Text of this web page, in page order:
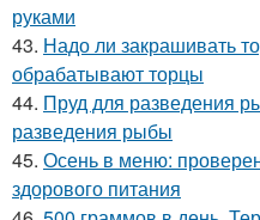
руками
43. Надо ли закрашивать
обрабатывают торцы
44. Пруд для разведения
разведения рыбы
45. Осень в меню:
здорового питания